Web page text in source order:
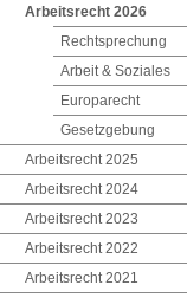
Arbeitsrecht 2026
Rechtsprechung
Arbeit & Soziales
Europarecht
Gesetzgebung
Arbeitsrecht 2025
Arbeitsrecht 2024
Arbeitsrecht 2023
Arbeitsrecht 2022
Arbeitsrecht 2021